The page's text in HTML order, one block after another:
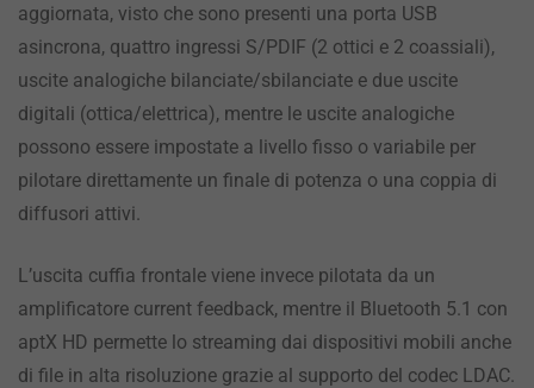
aggiornata, visto che sono presenti una porta USB
asincrona, quattro ingressi S/PDIF (2 ottici e 2 coassiali),
uscite analogiche bilanciate/sbilanciate e due uscite
digitali (ottica/elettrica), mentre le uscite analogiche
possono essere impostate a livello fisso o variabile per
pilotare direttamente un finale di potenza o una coppia di
diffusori attivi.
L’uscita cuffia frontale viene invece pilotata da un
amplificatore current feedback, mentre il Bluetooth 5.1 con
aptX HD permette lo streaming dai dispositivi mobili anche
di file in alta risoluzione grazie al supporto del codec LDAC.